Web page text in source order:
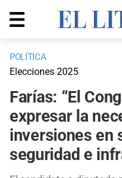
POLÍTICA
Elecciones 2025
Farías: “El
expresar la
inversiones en
seguridad e